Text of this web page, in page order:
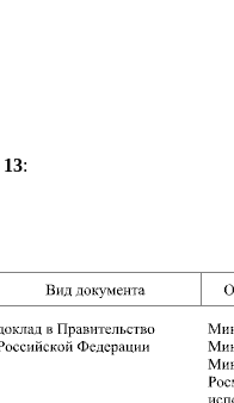
13: